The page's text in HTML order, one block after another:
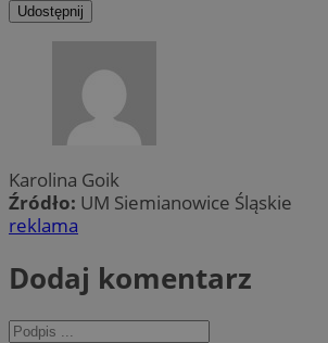
Udostępnij
Karolina Goik
Źródło: UM Siemianowice Śląskie
reklama
Dodaj komentarz